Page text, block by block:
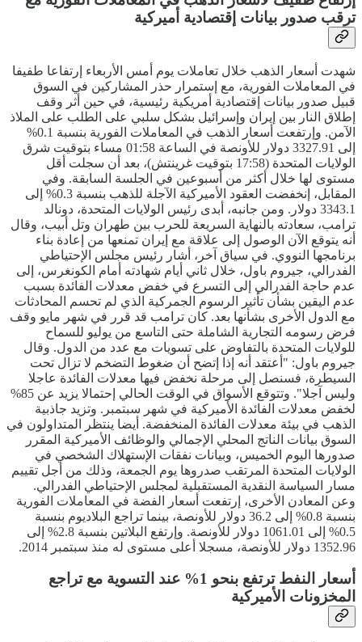
ترقب صدور بيانات إقتصادية أميركية
شهدت أسعار الذهب خلال تعاملات يوم أمس الأربعاء إرتفاعا طفيفا
في المعاملات الفورية، مع إستمرار حذر المشاركين في السوق
قبيل صدور بيانات إقتصادية أمريكية رئيسية، في حين أثر وقف
إطلاق النار بين إيران وإسرائيل بشكل سلبي على الطلب على الملاذ
الآمن. وإرتفعت أسعار الذهب في المعاملات الفورية بنسبة 0.1%
إلى 3327.91 دولار للأونصة في الساعة 01:58 مساء بتوقيت شرق
الولايات المتحدة (17:58 بتوقيت غرينتش)، بعد أن سجلت أقل
مستوى لها خلال أكثر من أسبوعين في الجلسة السابقة. وفي
المقابل، إنخفضت العقود الأميركية الآجلة للذهب بنسبة 0.3% إلى
3343.1 دولار. ومن جانبه، أبدى رئيس الولايات المتحدة، دونالد
ترامب، سعادته بالنهاية السريعة للحرب بين طهران وتل أبيب، وقال
أنه يتوقع الآن الوصول إلى علاقة مع إيران تمنعها من إعادة بناء
برنامجها النووي. في سياق آخر، أشار رئيس مجلس الإحتياطي
الفدرالي، جيروم باول، خلال ثاني أيام شهادته أمام الكونغرس، إلى
عدم حاجة الفدرالي إلى التسرع في خفض معدلات الفائدة بسبب
عدم اليقين بشأن تأثير الرسوم الجمركية الذي لم تحسم المحادثات
مع الدول الأخرى بشأنها بعد. كان ترامب قد قرر في شهر مايو وقف
فرض رسومه التجارية الشاملة حتى التاسع من يوليو للسماح
للولايات المتحدة بالتفاوض على تسويات مع عدد من الدول. وقال
جيروم باول: "أعتقد أنه إذا إتضح أن ضغوط التضخم لا تزال تحت
السيطرة، فسنصل إلى مرحلة نخفض فيها معدلات الفائدة عاجلا
وليس آجلا". وتتوقع الأسواق في الوقت الحالي إحتمالا يزيد عن 85%
لخفض معدلات الفائدة الأميركية في شهر سبتمبر. وتزيد جاذبية
الذهب في بيئة معدلات الفائدة المنخفضة. أيضا ينتظر المتداولون في
السوق بيانات الناتج المحلي الإجمالي والوظائف الأميركية المقرر
صدورها اليوم الخميس، وبيانات نفقات الإستهلاك الشخصي في
الولايات المتحدة المرتقب صدروها يوم الجمعة، وذلك من أجل تقييم
مسار السياسة النقدية المستقبلية لمجلس الإحتياطي الفدرالي.
وعن المعادن الأخرى، إرتفعت أسعار الفضة في المعاملات الفورية
بنسبة 0.8% إلى 36.2 دولار للأونصة، بينما تراجع البلاديوم بنسبة
0.5% إلى 1061.01 دولار للأونصة. وإرتفع البلاتين بنسبة 2.8% إلى
1352.96 دولار للأونصة، مسجلا أعلى مستوى له منذ سبتمبر 2014.
أسعار النفط ترتفع بنحو 1% عند التسوية مع تراجع
المخزونات الأميركية